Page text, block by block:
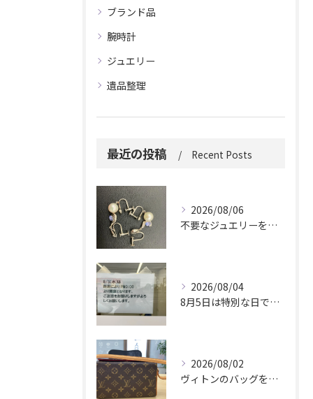
ブランド品
腕時計
ジュエリー
遺品整理
最近の投稿 Recent Posts
2026/08/06
不要なジュエリーを眠らせていませんか？
2026/08/04
8月5日は特別な日です。
2026/08/02
ヴィトンのバッグを久しぶりに取り出しましたか？